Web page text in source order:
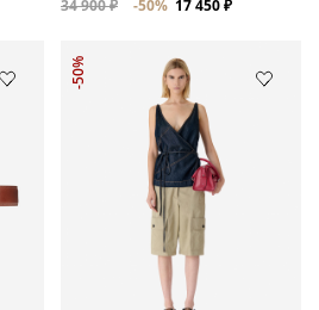
34 900 ₽ -50% 17 450 ₽
-50%